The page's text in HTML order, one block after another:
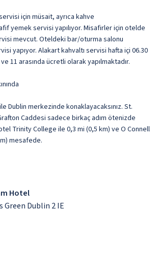
için müsait, ayrıca kahve
yemek servisi yapılıyor. Misafirler için otelde
mevcut. Oteldeki bar/oturma salonu
yapıyor. Alakart kahvaltı servisi hafta içi 06.30
11 arasında ücretli olarak yapılmaktadır.
Dublin merkezinde konaklayacaksınız. St.
Caddesi sadece birkaç adım ötenizde
Trinity College ile 0,3 mi (0,5 km) ve O Connell
mesafede.
Hotel
Green Dublin 2 IE